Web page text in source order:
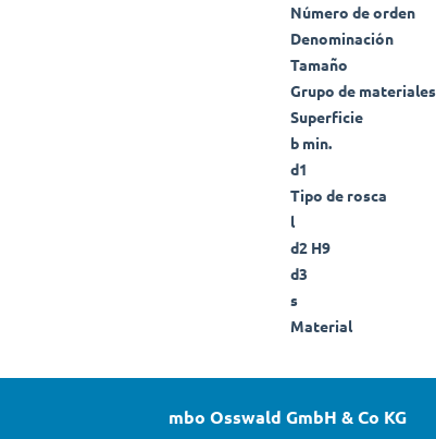
Número de orden
Denominación
Tamaño
Grupo de materiales
Superficie
b min.
d1
Tipo de rosca
l
d2 H9
d3
s
Material
mbo Osswald GmbH & Co KG